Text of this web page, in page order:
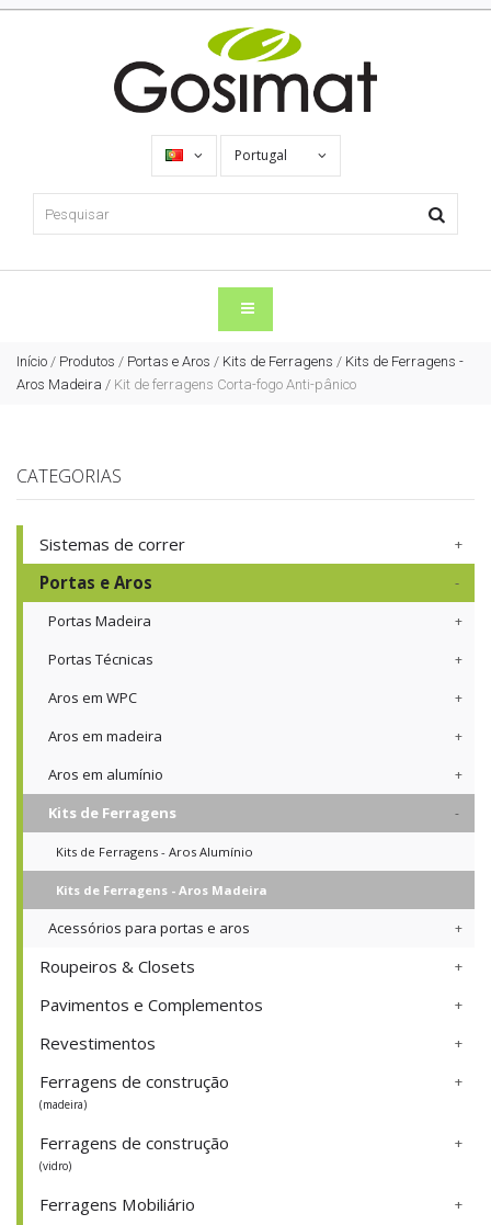
Portugal
Início / Produtos / Portas e Aros / Kits de Ferragens / Kits de Ferragens -
Aros Madeira / Kit de ferragens Corta-fogo Anti-pânico
CATEGORIAS
Sistemas de correr
Portas e Aros
Portas Madeira
Portas Técnicas
Aros em WPC
Aros em madeira
Aros em alumínio
Kits de Ferragens
Kits de Ferragens - Aros Alumínio
Kits de Ferragens - Aros Madeira
Acessórios para portas e aros
Roupeiros & Closets
Pavimentos e Complementos
Revestimentos
Ferragens de construção
(madeira)
Ferragens de construção
(vidro)
Ferragens Mobiliário